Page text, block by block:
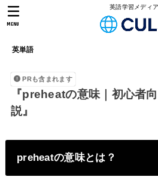
英語学習メディア
英単語
MENU
PRも含まれます
『preheatの意味｜初心者
説』
preheatの意味とは？